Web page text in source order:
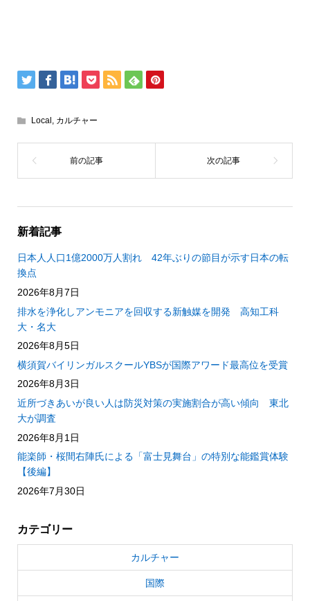
Local , カルチャー
新着記事
日本人人口1億2000万人割れ 42年ぶりの節目が示す日本の転
換点
2026年8月7日
排水を浄化しアンモニアを回収する新触媒を開発 高知工科
大・名大
2026年8月5日
横須賀バイリンガルスクールYBSが国際アワード最高位を受賞
2026年8月3日
近所づきあいが良い人は防災対策の実施割合が高い傾向 東北
大が調査
2026年8月1日
能楽師・桜間右陣氏による「富士見舞台」の特別な能鑑賞体験
【後編】
2026年7月30日
カテゴリー
カルチャー
国際